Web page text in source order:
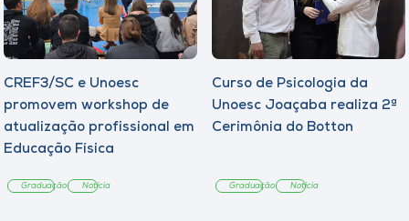
CREF3/SC e Unoesc
promovem workshop de
atualização profissional em
Educação Física
Graduação Notícia
Curso de Psicologia da
Unoesc Joaçaba realiza 2ª
Cerimônia do Botton
Graduação Notícia